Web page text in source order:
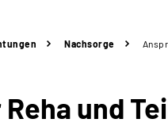
Nachsorge
und